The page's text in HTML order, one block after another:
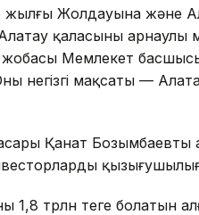
жылғы Жолдауына және
қаласының арнаулы
жобасы Мемлекет
негізгі мақсаты —
Қанат
1,8 трлн теңге